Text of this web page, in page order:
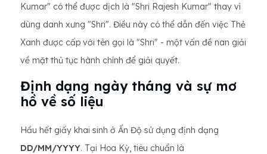
Kumar" có thể được dịch là "Shri Rajesh Kumar" thay vì
dùng danh xưng "Shri". Điều này có thể dẫn đến việc Thẻ
Xanh được cấp với tên gọi là "Shri" - một vấn đề nan giải
về mặt thủ tục hành chính để giải quyết.
Định dạng ngày tháng và sự mơ
hồ về số liệu
Hầu hết giấy khai sinh ở Ấn Độ sử dụng định dạng
DD/MM/YYYY. Tại Hoa Kỳ, tiêu chuẩn là